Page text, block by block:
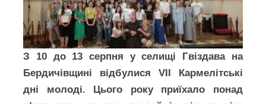
З 10 до 13 серпня у селищі Гвіздава на
Бердичівщині відбулися VІІ Кармелітські
дні молоді. Цього року приїхало понад